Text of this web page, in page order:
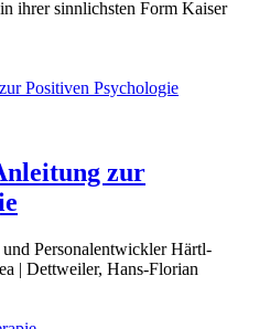
ihrer sinnlichsten Form Kaiser
zur
Personalentwickler Härtl-
| Dettweiler, Hans-Florian